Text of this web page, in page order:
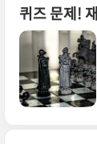
퀴즈 문제!